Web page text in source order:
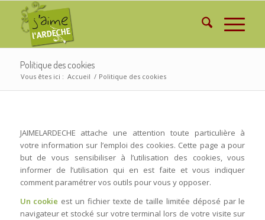
Politique des cookies
Vous êtes ici : Accueil / Politique des cookies
JAIMELARDECHE attache une attention toute particulière à
votre information sur l’emploi des cookies. Cette page a pour
but de vous sensibiliser à l’utilisation des cookies, vous
informer de l’utilisation qui en est faite et vous indiquer
comment paramétrer vos outils pour vous y opposer.
Un cookie est un fichier texte de taille limitée déposé par le
navigateur et stocké sur votre terminal lors de votre visite sur